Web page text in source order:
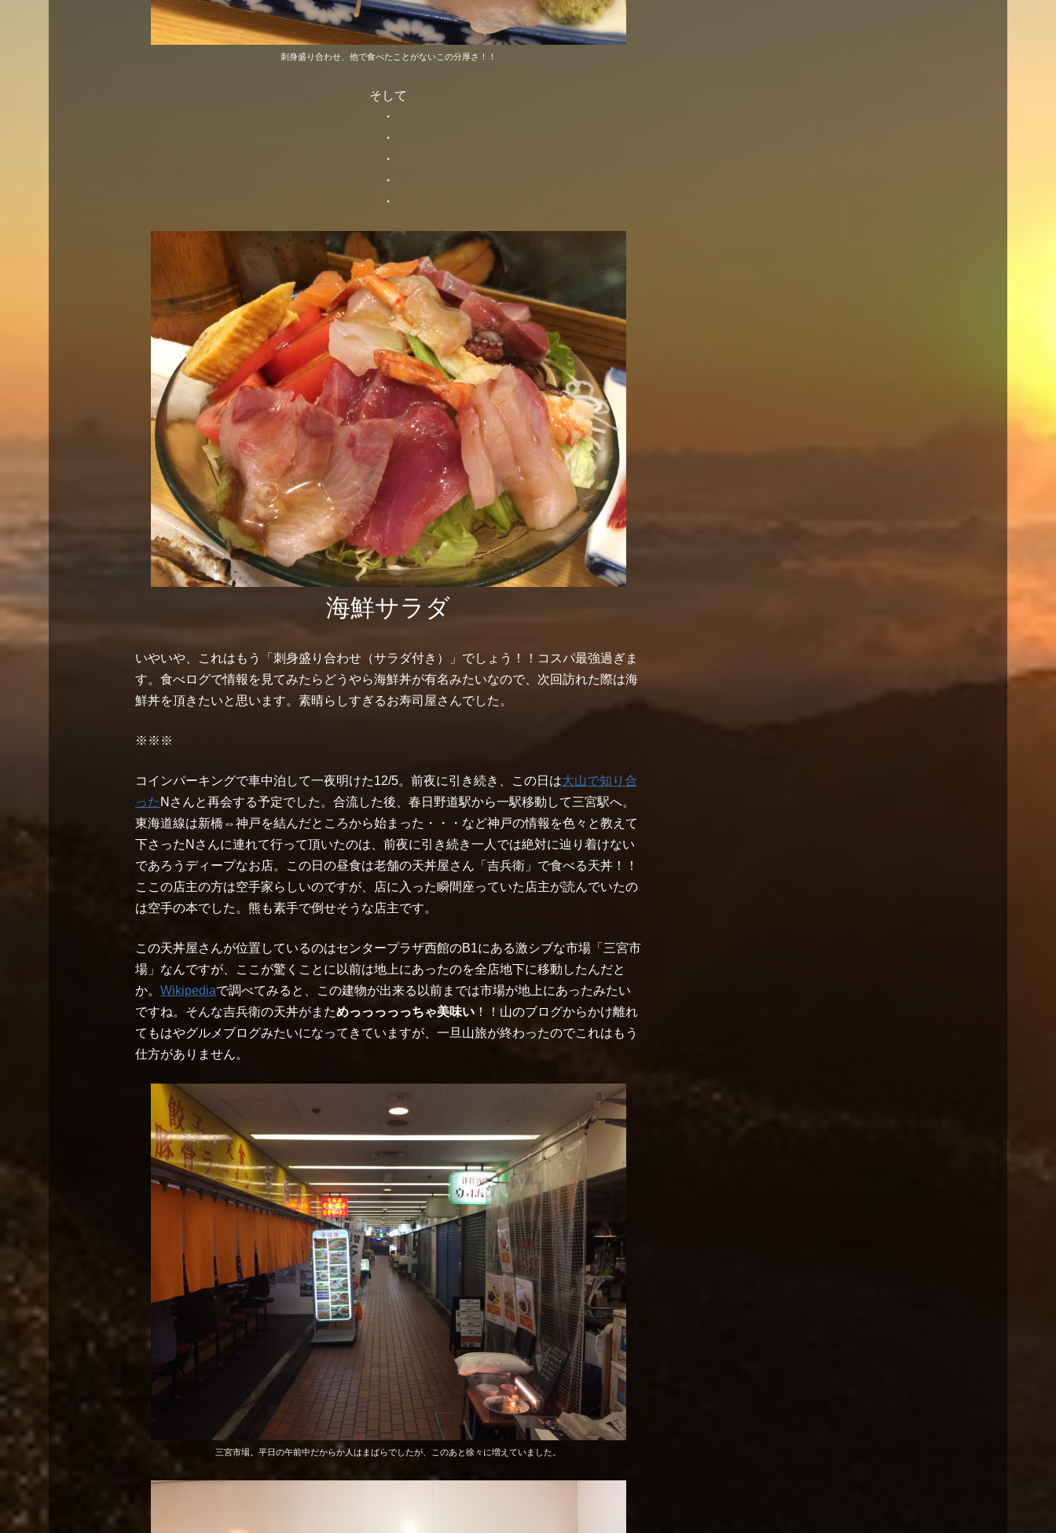
刺身盛り合わせ、他で食べたことがないこの分厚さ！！
そして
・
・
・
・
・
海鮮サラダ
いやいや、これはもう「刺身盛り合わせ（サラダ付き）」でしょう！！コスパ最強過ぎま
す。食べログで情報を見てみたらどうやら海鮮丼が有名みたいなので、次回訪れた際は海
鮮丼を頂きたいと思います。素晴らしすぎるお寿司屋さんでした。
※※※
コインパーキングで車中泊して一夜明けた12/5。前夜に引き続き、この日は大山で知り合
った Nさんと再会する予定でした。合流した後、春日野道駅から一駅移動して三宮駅へ。
東海道線は新橋⇔神戸を結んだところから始まった・・・など神戸の情報を色々と教えて
下さったNさんに連れて行って頂いたのは、前夜に引き続き一人では絶対に辿り着けない
であろうディープなお店。この日の昼食は老舗の天丼屋さん「吉兵衛」で食べる天丼！！
ここの店主の方は空手家らしいのですが、店に入った瞬間座っていた店主が読んでいたの
は空手の本でした。熊も素手で倒せそうな店主です。
この天丼屋さんが位置しているのはセンタープラザ西館のB1にある激シブな市場「三宮市
場」なんですが、ここが驚くことに以前は地上にあったのを全店地下に移動したんだと
か。 Wikipediaで調べてみると、この建物が出来る以前までは市場が地上にあったみたい
ですね。そんな吉兵衛の天丼がまためっっっっっちゃ美味い ！！山のブログからかけ離れ
てもはやグルメブログみたいになってきていますが、一旦山旅が終わったのでこれはもう
仕方がありません。
三宮市場。平日の午前中だからか人はまばらでしたが、このあと徐々に増えていました。